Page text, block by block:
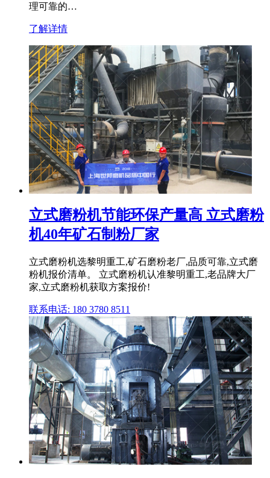
理可靠的…
了解详情
立式磨粉机节能环保产量高 立式磨粉
机40年矿石制粉厂家
立式磨粉机选黎明重工,矿石磨粉老厂,品质可靠,立式磨
粉机报价清单。 立式磨粉机认准黎明重工,老品牌大厂
家,立式磨粉机获取方案报价!
联系电话: 180 3780 8511